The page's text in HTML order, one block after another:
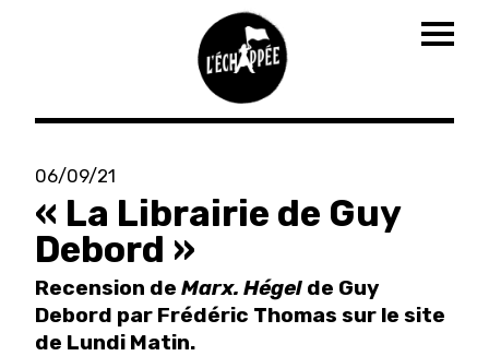
Aller
contenu
principal
06/09/21
« La Librairie de Guy
Debord »
Recension de Marx. Hégel de Guy
Debord par Frédéric Thomas sur le site
de Lundi Matin.